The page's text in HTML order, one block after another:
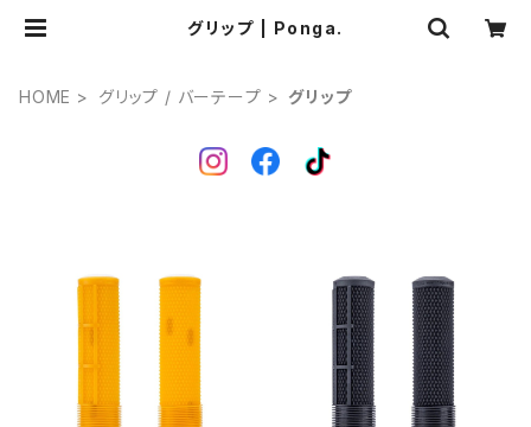
グリップ | Ponga.
HOME グリップ / バーテープ グリップ